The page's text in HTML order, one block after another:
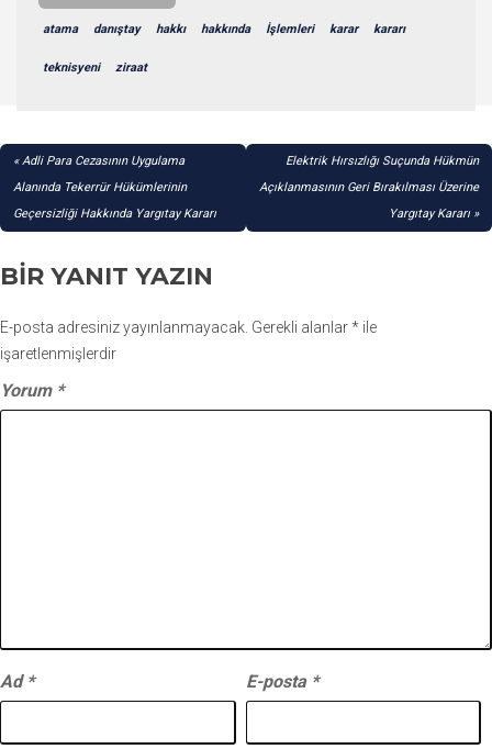
atama danıştay hakkı hakkında İşlemleri karar kararı
teknisyeni ziraat
YAZI
GEZINMESI
Adli Para Cezasının Uygulama
Alanında Tekerrür Hükümlerinin
Geçersizliği Hakkında Yargıtay Kararı
Elektrik Hırsızlığı Suçunda Hükmün
Açıklanmasının Geri Bırakılması Üzerine
Yargıtay Kararı
BIR YANIT YAZIN
E-posta adresiniz yayınlanmayacak. Gerekli alanlar* ile
işaretlenmişlerdir
Yorum *
Ad * E-posta *